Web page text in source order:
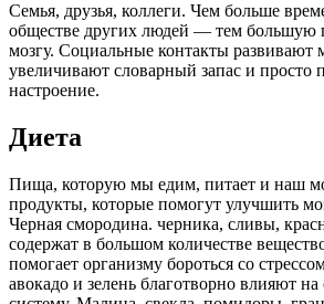
Семья, друзья, коллеги. Чем больше
обществе других людей — тем большую
мозгу. Социальные контакты развивают
увеличивают словарный запас и
настроение.
Диета
Пища, которую мы едим, питает и наш
продукты, которые помогут улучшить
Черная смородина. черника, сливы,
содержат в большом количестве
помогает организму бороться со
авокадо и зелень благотворно влияют